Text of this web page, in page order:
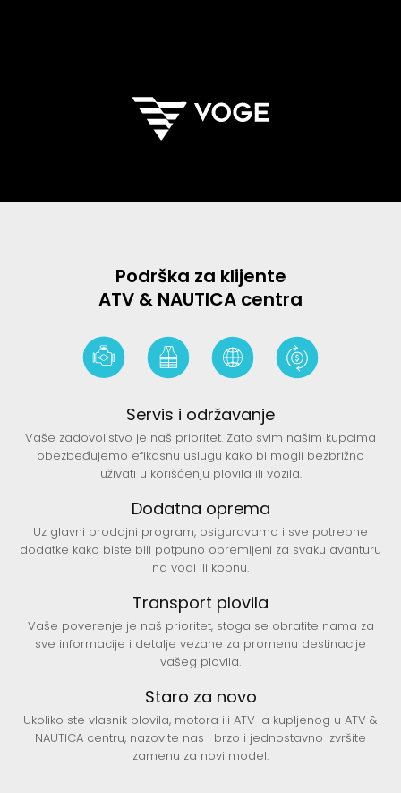
Podrška za klijente
ATV & NAUTICA centra
Servis i održavanje
Vaše zadovoljstvo je naš prioritet. Zato svim našim kupcima
obezbeđujemo efikasnu uslugu kako bi mogli bezbrižno
uživati u korišćenju plovila ili vozila.
Dodatna oprema
Uz glavni prodajni program, osiguravamo i sve potrebne
dodatke kako biste bili potpuno opremljeni za svaku avanturu
na vodi ili kopnu.
Transport plovila
Vaše poverenje je naš prioritet, stoga se obratite nama za
sve informacije i detalje vezane za promenu destinacije
vašeg plovila.
Staro za novo
Ukoliko ste vlasnik plovila, motora ili ATV-a kupljenog u ATV &
NAUTICA centru, nazovite nas i brzo i jednostavno izvršite
zamenu za novi model.